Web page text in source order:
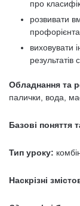
про
розвивати
виховувати
результатів
Обладнання та
палички, вода,
Базові поняття
Тип уроку:
Наскрізні